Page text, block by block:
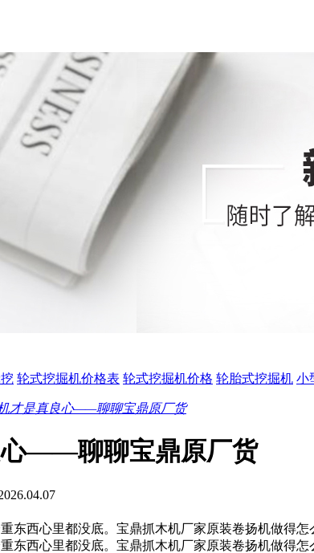
轮式挖掘机价格表 轮式挖掘机价格 轮胎式挖掘机 小
才是真良心——聊聊宝鼎原厂货
心——聊聊宝鼎原厂货
东西心里都没底。宝鼎抓木机厂家原装卷扬机做得怎
东西心里都没底。宝鼎抓木机厂家原装卷扬机做得怎